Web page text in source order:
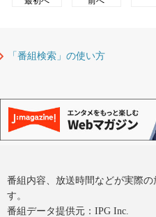
「番組検索」の使い方
番組内容、放送時間などが実際
す。
番組データ提供元：IPG Inc.